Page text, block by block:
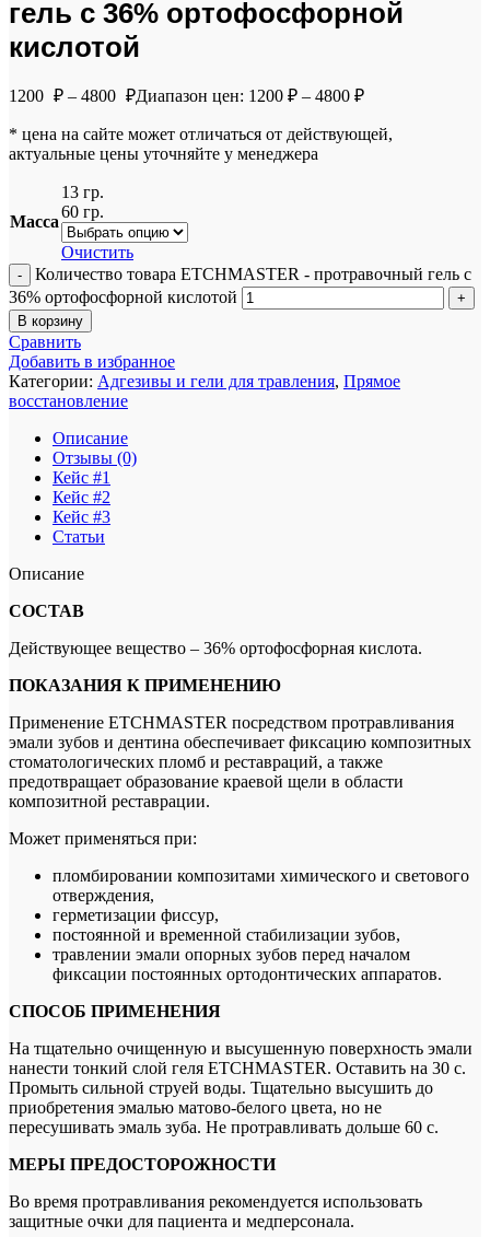
гель c 36% ортофосфорной
кислотой
1200 ₽ – 4800 ₽Диапазон цен: 1200 ₽ – 4800 ₽
* цена на сайте может отличаться от действующей,
актуальные цены уточняйте у менеджера
Масса
13 гр.
60 гр.
Очистить
Количество товара ETCHMASTER - протравочный гель c
36% ортофосфорной кислотой
В корзину
Сравнить
Добавить в избранное
Категории: Адгезивы и гели для травления, Прямое
восстановление
Описание
Отзывы (0)
Кейс #1
Кейс #2
Кейс #3
Статьи
Описание
СОСТАВ
Действующее вещество – 36% ортофосфорная кислота.
ПОКАЗАНИЯ К ПРИМЕНЕНИЮ
Применение ETCHMASTER посредством протравливания
эмали зубов и дентина обеспечивает фиксацию композитных
стоматологических пломб и реставраций, а также
предотвращает образование краевой щели в области
композитной реставрации.
Может применяться при:
пломбировании композитами химического и светового
отверждения,
герметизации фиссур,
постоянной и временной стабилизации зубов,
травлении эмали опорных зубов перед началом
фиксации постоянных ортодонтических аппаратов.
СПОСОБ ПРИМЕНЕНИЯ
На тщательно очищенную и высушенную поверхность эмали
нанести тонкий слой геля ETCHMASTER. Оставить на 30 с.
Промыть сильной струей воды. Тщательно высушить до
приобретения эмалью матово-белого цвета, но не
пересушивать эмаль зуба. Не протравливать дольше 60 с.
МЕРЫ ПРЕДОСТОРОЖНОСТИ
Во время протравливания рекомендуется использовать
защитные очки для пациента и медперсонала.